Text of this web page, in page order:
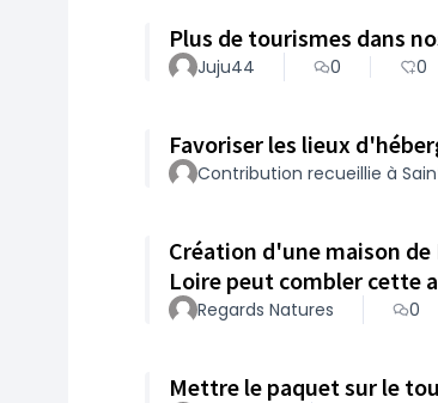
Plus de tourismes dans
Juju44 0 0
Contribution recueillie à
Création d'une maison
Loire peut combler cette
Regards Natures 0
Mettre le paquet sur le